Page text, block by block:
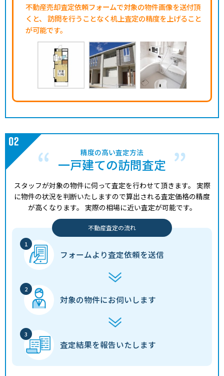
不動産売却査定依頼フォームで対象の物件画像を送付頂
くと、
訪問を行うことなく机上査定の精度を上げること
が可能です。
精度の高い査定方法
一戸建ての訪問査定
スタッフが対象の物件に伺って査定を行わせて頂きます。 実際
に物件の状況を判断いたしますので算出される査定価格の精度
が高くなります。 実際の相場に近い査定が可能です。
不動産査定の流れ
フォームより査定依頼を送信
対象の物件にお伺いします
査定結果を報告いたします